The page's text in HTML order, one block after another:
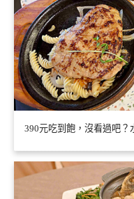
390元吃到飽，沒看過吧？